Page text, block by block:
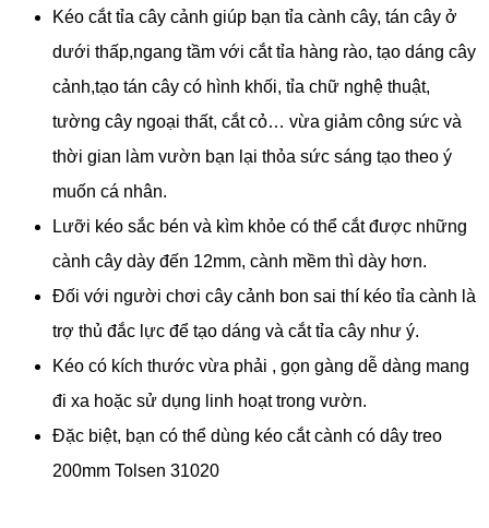
Kéo cắt tỉa cây cảnh giúp bạn tỉa cành cây, tán cây ở
dưới thấp,ngang tầm với cắt tỉa hàng rào, tạo dáng cây
cảnh,tạo tán cây có hình khối, tỉa chữ nghệ thuật,
tường cây ngoại thất, cắt cỏ… vừa giảm công sức và
thời gian làm vườn bạn lại thỏa sức sáng tạo theo ý
muốn cá nhân.
Lưỡi kéo sắc bén và kìm khỏe có thể cắt được những
cành cây dày đến 12mm, cành mềm thì dày hơn.
Đối với người chơi cây cảnh bon sai thí kéo tỉa cành là
trợ thủ đắc lực để tạo dáng và cắt tỉa cây như ý.
Kéo có kích thước vừa phải , gọn gàng dễ dàng mang
đi xa hoặc sử dụng linh hoạt trong vườn.
Đặc biệt, bạn có thể dùng kéo cắt cành có dây treo
200mm Tolsen 31020